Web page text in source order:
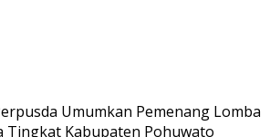
Umumkan Pemenang Lomba
Tingkat Kabupaten Pohuwato